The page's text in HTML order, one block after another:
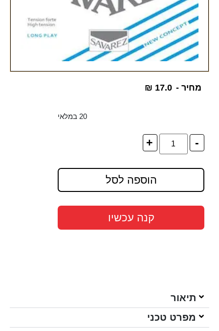
מחיר - ₪ 17.0
20 במלאי
-
+
הוספה לסל
קנה עכשיו
תיאור
מפרט טכני